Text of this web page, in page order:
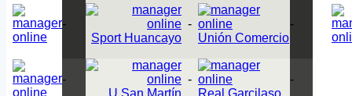
-
Sport Huancayo
-
Unión Comercio
-
-
U San Martín
-
Real Garcilaso
-